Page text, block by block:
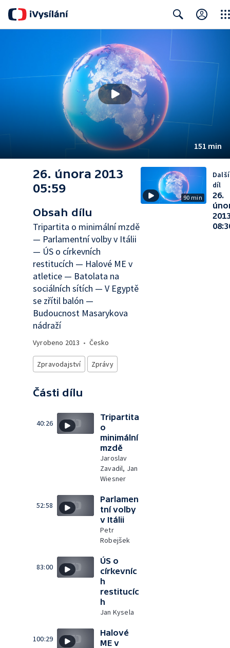
151 min
26. února 2013
05:59
Obsah dílu
Tripartita o minimální mzdě
— Parlamentní volby v Itálii
— ÚS o církevních
restitucích — Halové ME v
atletice — Batolata na
sociálních sítích — V Egyptě
se zřítil balón —
Budoucnost Masarykova
nádraží
Vyrobeno 2013 • Česko
Zpravodajství Zprávy
Části dílu
40:26
Tripartita
o
minimální
mzdě
Jaroslav
Zavadil, Jan
Wiesner
52:58
Parlamen
tní volby
v Itálii
Petr
Robejšek
83:00
ÚS o
církevníc
h
restitucíc
h
Jan Kysela
100:29
Halové
ME v
90 min
Další
díl
26.